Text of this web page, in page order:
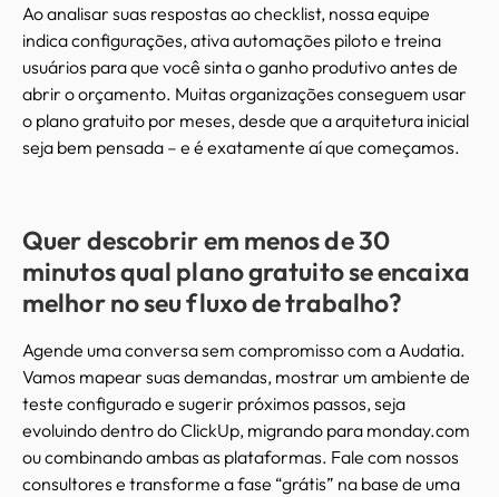
Ao analisar suas respostas ao checklist, nossa equipe
indica configurações, ativa automações piloto e treina
usuários para que você sinta o ganho produtivo antes de
abrir o orçamento. Muitas organizações conseguem usar
o plano gratuito por meses, desde que a arquitetura inicial
seja bem pensada – e é exatamente aí que começamos.
Quer descobrir em menos de 30
minutos qual plano gratuito se encaixa
melhor no seu fluxo de trabalho?
Agende uma conversa sem compromisso com a Audatia.
Vamos mapear suas demandas, mostrar um ambiente de
teste configurado e sugerir próximos passos, seja
evoluindo dentro do ClickUp, migrando para monday.com
ou combinando ambas as plataformas. Fale com nossos
consultores e transforme a fase “grátis” na base de uma